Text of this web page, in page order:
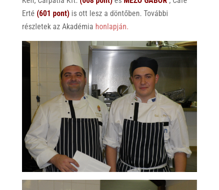
Erté (601 pont) is ott lesz a döntőben. További
részletek az Akadémia honlapján.